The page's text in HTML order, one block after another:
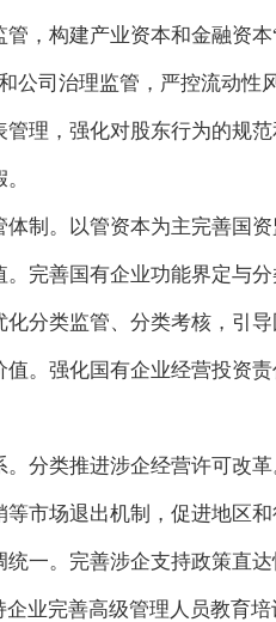
，构建产业资本和金融资本
公司治理监管，严控流动性
理，强化对股东行为的规
体制。以管资本为主完善国
完善国有企业功能界定与
分类监管、分类考核，引
。强化国有企业经营投资
。分类推进涉企经营许可改
市场退出机制，促进地区
一。完善涉企支持政策直达
业完善高级管理人员教育培